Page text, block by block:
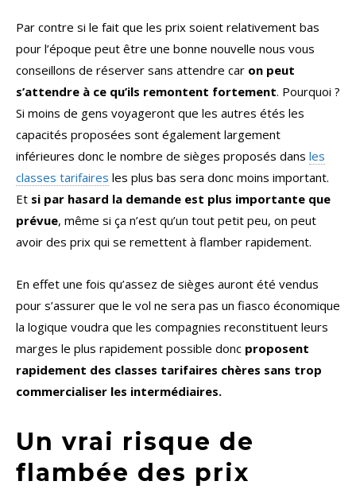
Par contre si le fait que les prix soient relativement bas
pour l’époque peut être une bonne nouvelle nous vous
conseillons de réserver sans attendre car on peut
s’attendre à ce qu’ils remontent fortement. Pourquoi ?
Si moins de gens voyageront que les autres étés les
capacités proposées sont également largement
inférieures donc le nombre de sièges proposés dans les
classes tarifaires les plus bas sera donc moins important.
Et si par hasard la demande est plus importante que
prévue, même si ça n’est qu’un tout petit peu, on peut
avoir des prix qui se remettent à flamber rapidement.
En effet une fois qu’assez de sièges auront été vendus
pour s’assurer que le vol ne sera pas un fiasco économique
la logique voudra que les compagnies reconstituent leurs
marges le plus rapidement possible donc proposent
rapidement des classes tarifaires chères sans trop
commercialiser les intermédiaires.
Un vrai risque de
flambée des prix